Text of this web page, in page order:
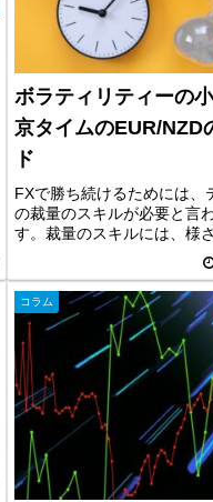
ボラティリティーの
京タイムのEUR/NZD
ド
FXで勝ち続けるためには、
の裁量のスキルが必要と言
す。裁量のスキルには、様
がありますが、環境認識や
ードは重要な要素です。今
で環境認識を行い、ボラテ
の小さい東京タイムのトレ
コラム